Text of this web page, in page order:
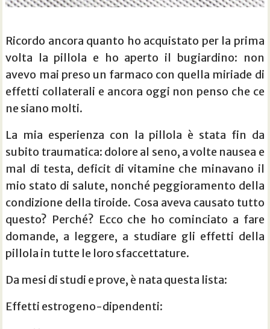
Ricordo ancora quanto ho acquistato per la prima
volta la pillola e ho aperto il bugiardino: non
avevo mai preso un farmaco con quella miriade di
effetti collaterali e ancora oggi non penso che ce
ne siano molti.
La mia esperienza con la pillola è stata fin da
subito traumatica: dolore al seno, a volte nausea e
mal di testa, deficit di vitamine che minavano il
mio stato di salute, nonché peggioramento della
condizione della tiroide. Cosa aveva causato tutto
questo? Perché? Ecco che ho cominciato a fare
domande, a leggere, a studiare gli effetti della
pillola in tutte le loro sfaccettature.
Da mesi di studi e prove, è nata questa lista:
Effetti estrogeno-dipendenti: